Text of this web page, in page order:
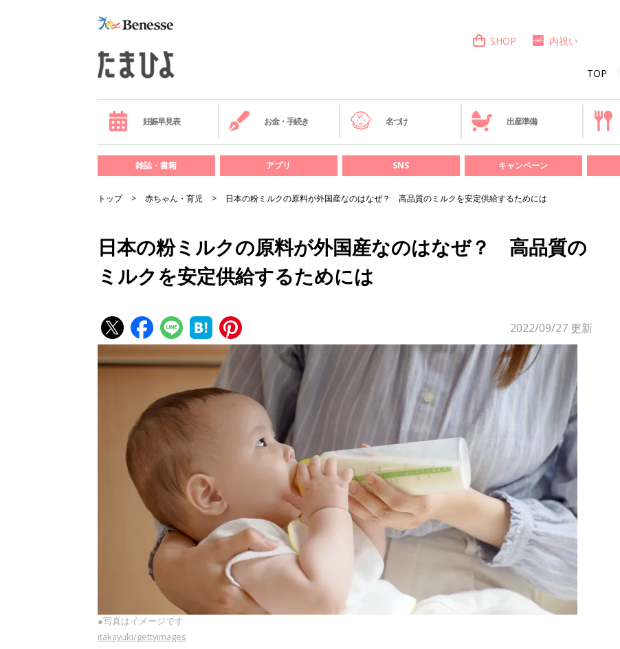
TOP
SHOP 内祝い
妊娠早見表 お金・手続き 名づけ 出産準備
雑誌・書籍 アプリ SNS キャンペーン
トップ 赤ちゃん・育児 日本の粉ミルクの原料が外国産なのはなぜ？ 高品質のミルクを安定供給するためには
日本の粉ミルクの原料が外国産なのはなぜ？ 高品質の
ミルクを安定供給するためには
2022/09/27 更新
●写真はイメージです
itakayuki/gettyimages